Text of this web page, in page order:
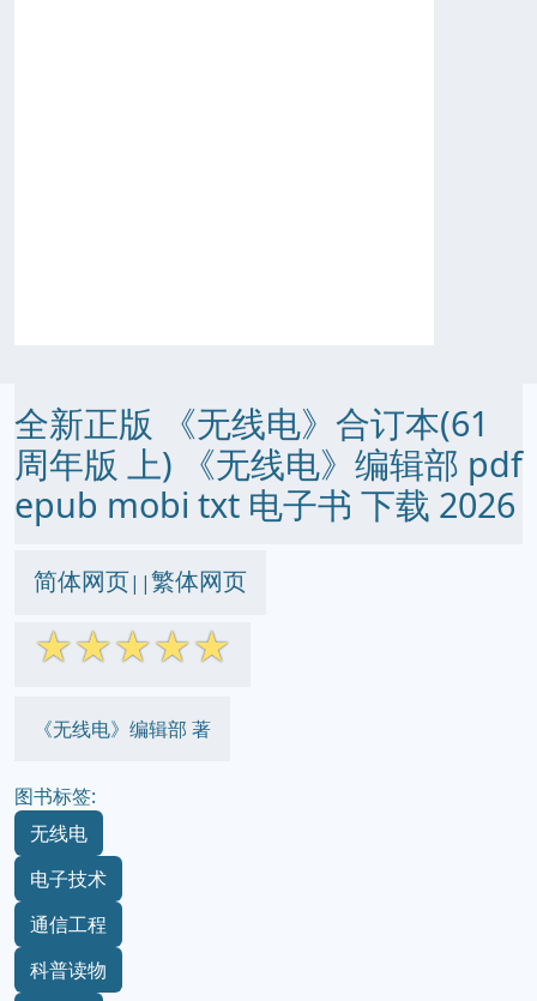
全新正版 《无线电》合订本(61
周年版 上) 《无线电》编辑部 pdf
epub mobi txt 电子书 下载 2026
简体网页||繁体网页
☆☆☆☆☆
《无线电》编辑部 著
图书标签:
无线电
电子技术
通信工程
科普读物